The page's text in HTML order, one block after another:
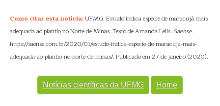
Como citar esta notícia:UFMG. Estudo indica espécie de maracujá mais
adequada ao plantio no Norte de Minas. Texto de Amanda Lelis. Saense.
https://saense.com.br/2020/01/estudo-indica-especie-de-maracuja-mais-
adequada-ao-plantio-no-norte-de-minas/. Publicado em 27 de janeiro (2020).
Notícias científicas da UFMG Home